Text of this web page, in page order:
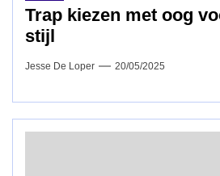
Trap kiezen met oog
stijl
Jesse De Loper 20/05/2025